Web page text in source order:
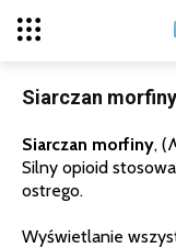
Siarczan morfiny
Siarczan morfiny, (
Silny opioid
ostrego.
Wyświetlanie